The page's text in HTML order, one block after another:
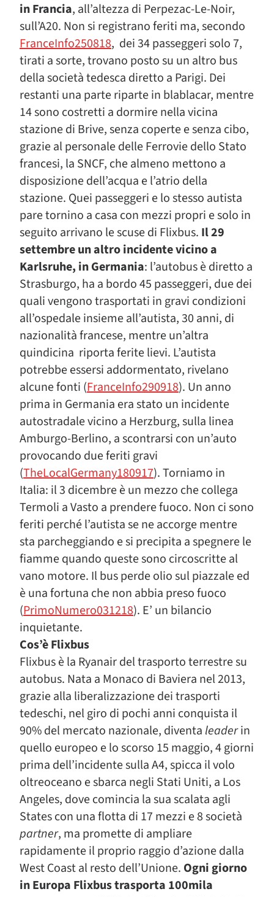
in Francia, all’altezza di Perpezac-Le-Noir,
sull’A20. Non si registrano feriti ma, secondo
FranceInfo250818, dei 34 passeggeri solo 7,
tirati a sorte, trovano posto su un altro bus
della società tedesca diretto a Parigi. Dei
restanti una parte riparte in blablacar, mentre
14 sono costretti a dormire nella vicina
stazione di Brive, senza coperte e senza cibo,
grazie al personale delle Ferrovie dello Stato
francesi, la SNCF, che almeno mettono a
disposizione dell’acqua e l’atrio della
stazione. Quei passeggeri e lo stesso autista
pare tornino a casa con mezzi propri e solo in
seguito arrivano le scuse di Flixbus. Il 29
settembre un altro incidente vicino a
Karlsruhe, in Germania: l’autobus è diretto a
Strasburgo, ha a bordo 45 passeggeri, due dei
quali vengono trasportati in gravi condizioni
all’ospedale insieme all’autista, 30 anni, di
nazionalità francese, mentre un’altra
quindicina riporta ferite lievi. L’autista
potrebbe essersi addormentato, rivelano
alcune fonti (FranceInfo290918). Un anno
prima in Germania era stato un incidente
autostradale vicino a Herzburg, sulla linea
Amburgo-Berlino, a scontrarsi con un’auto
provocando due feriti gravi
(TheLocalGermany180917). Torniamo in
Italia: il 3 dicembre è un mezzo che collega
Termoli a Vasto a prendere fuoco. Non ci sono
feriti perché l’autista se ne accorge mentre
sta parcheggiando e si precipita a spegnere le
fiamme quando queste sono circoscritte al
vano motore. Il bus perde olio sul piazzale ed
è una fortuna che non abbia preso fuoco
(PrimoNumero031218). E’ un bilancio
inquietante.
Cos’è Flixbus
Flixbus è la Ryanair del trasporto terrestre su
autobus. Nata a Monaco di Baviera nel 2013,
grazie alla liberalizzazione dei trasporti
tedeschi, nel giro di pochi anni conquista il
90% del mercato nazionale, diventa leaderin
quello europeo e lo scorso 15 maggio, 4 giorni
prima dell’incidente sulla A4, spicca il volo
oltreoceano e sbarca negli Stati Uniti, a Los
Angeles, dove comincia la sua scalata agli
States con una flotta di 17 mezzi e 8 società
partner, ma promette di ampliare
rapidamente il proprio raggio d’azione dalla
West Coast al resto dell’Unione. Ogni giorno
in Europa Flixbus trasporta 100mila